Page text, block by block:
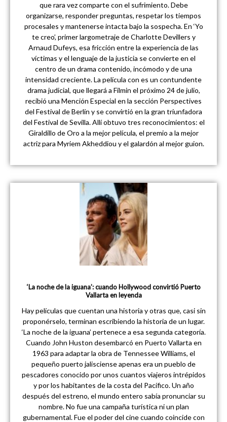
que rara vez comparte con el sufrimiento. Debe
organizarse, responder preguntas, respetar los tiempos
procesales y mantenerse intacta bajo la sospecha. En ‘Yo
te creo’, primer largometraje de Charlotte Devillers y
Arnaud Dufeys, esa fricción entre la experiencia de las
víctimas y el lenguaje de la justicia se convierte en el
centro de un drama contenido, incómodo y de una
intensidad creciente. La película con es un contundente
drama judicial, que llegará a Filmin el próximo 24 de julio,
recibió una Mención Especial en la sección Perspectives
del Festival de Berlín y se convirtió en la gran triunfadora
del Festival de Sevilla. Allí obtuvo tres reconocimientos: el
Giraldillo de Oro a la mejor película, el premio a la mejor
actriz para Myriem Akheddiou y el galardón al mejor guion.
‘La noche de la iguana’: cuando Hollywood convirtió Puerto
Vallarta en leyenda
Hay películas que cuentan una historia y otras que, casi sin
proponérselo, terminan escribiendo la historia de un lugar.
‘La noche de la iguana’ pertenece a esa segunda categoría.
Cuando John Huston desembarcó en Puerto Vallarta en
1963 para adaptar la obra de Tennessee Williams, el
pequeño puerto jalisciense apenas era un pueblo de
pescadores conocido por unos cuantos viajeros intrépidos
y por los habitantes de la costa del Pacífico. Un año
después del estreno, el mundo entero sabía pronunciar su
nombre. No fue una campaña turística ni un plan
gubernamental. Fue el poder del cine cuando coincide con